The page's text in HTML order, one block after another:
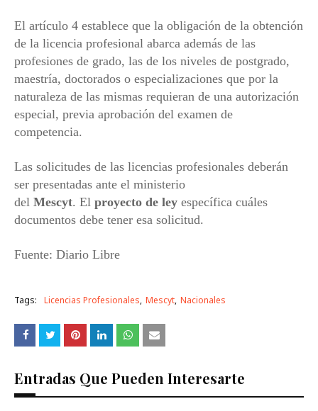
El artículo 4 establece que la obligación de la obtención
de la licencia profesional abarca además de las
profesiones de grado, las de los niveles de postgrado,
maestría, doctorados o especializaciones que por la
naturaleza de las mismas requieran de una autorización
especial, previa aprobación del examen de
competencia.
Las solicitudes de las licencias profesionales deberán
ser presentadas ante el ministerio
del Mescyt. El proyecto de ley específica cuáles
documentos debe tener esa solicitud.
Fuente: Diario Libre
Tags: Licencias Profesionales Mescyt Nacionales
Entradas Que Pueden Interesarte